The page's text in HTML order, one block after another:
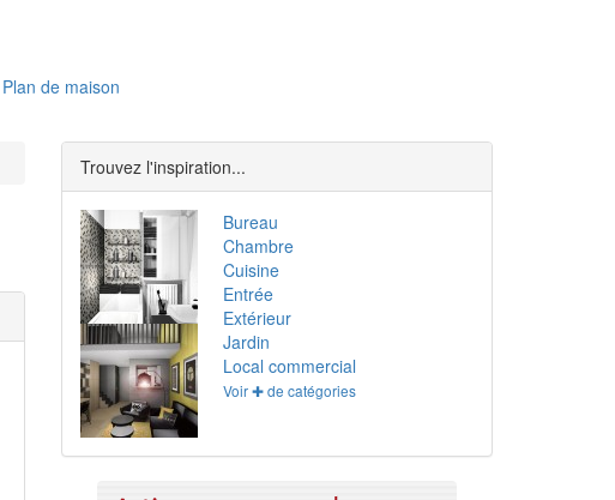
Plan de maison
Trouvez l'inspiration...
Bureau
Chambre
Cuisine
Entrée
Extérieur
Jardin
Local commercial
Voir ✚ de catégories